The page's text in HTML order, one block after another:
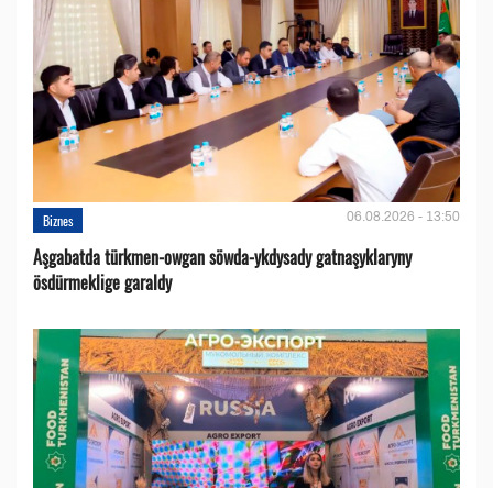
Biznes 06.08.2026 - 13:50
Aşgabatda türkmen-owgan söwda-ykdysady gatnaşyklaryny
ösdürmeklige garaldy